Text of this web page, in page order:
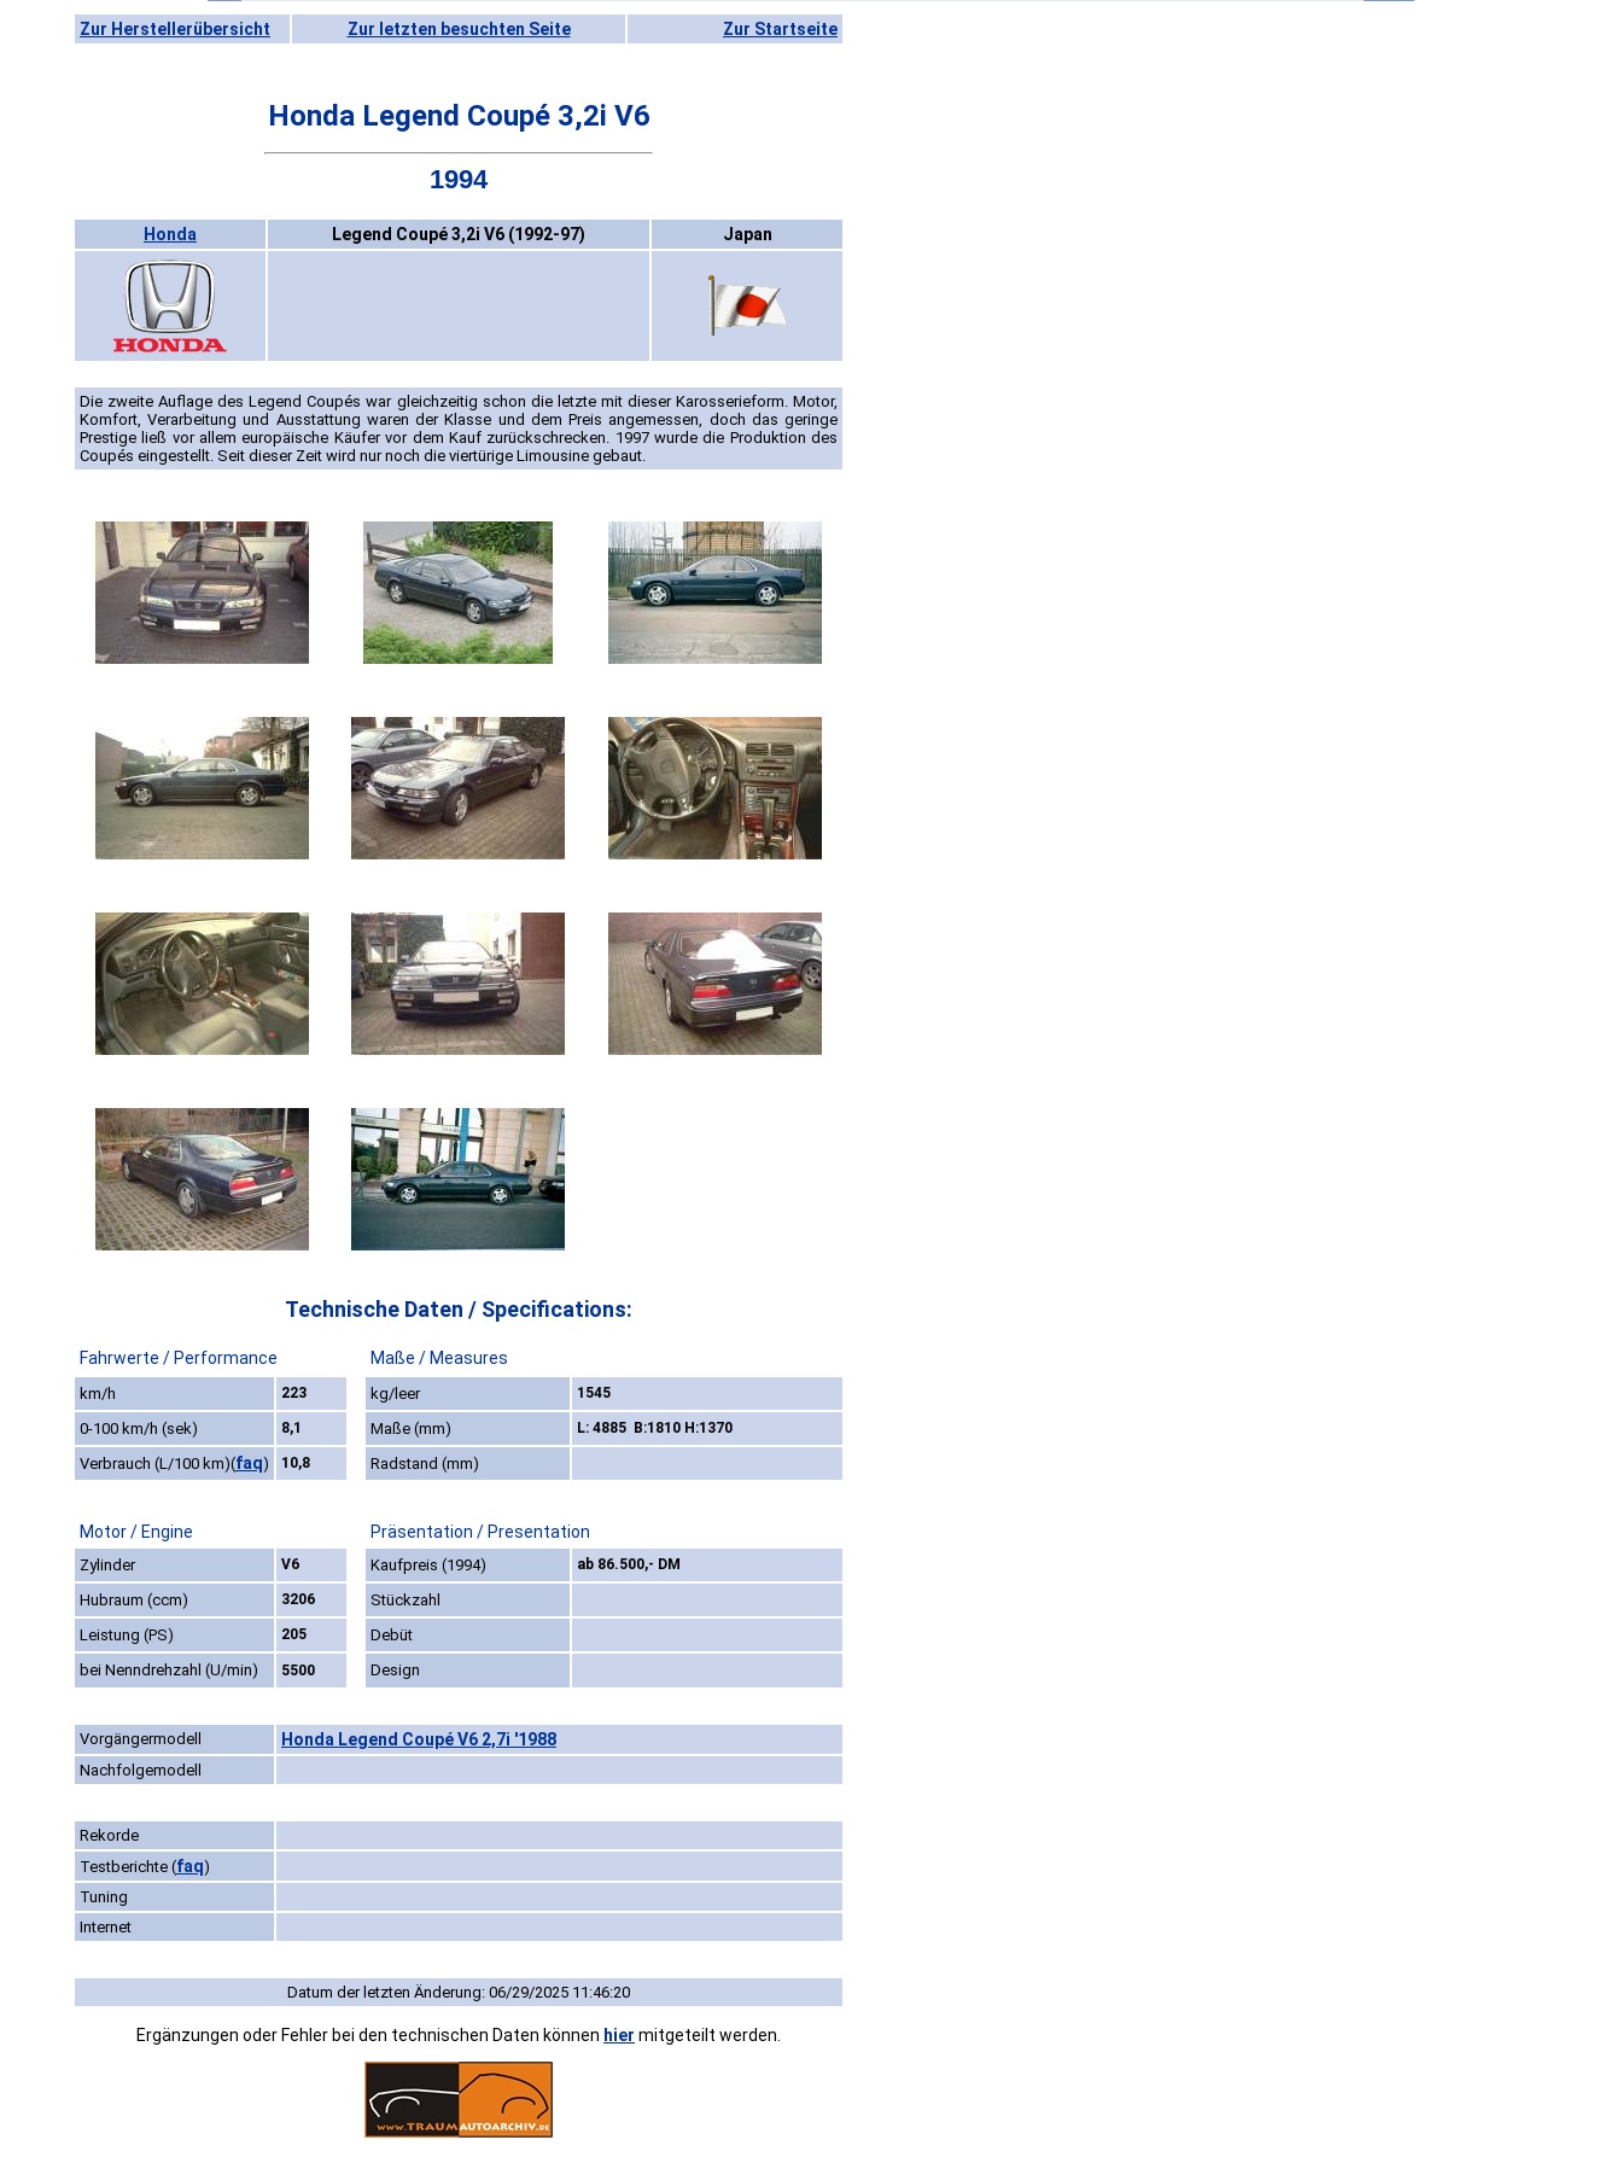
Zur Herstellerübersicht Zur letzten besuchten Seite Zur Startseite
Honda Legend Coupé 3,2i V6
1994
Honda Legend Coupé 3,2i V6 (1992-97) Japan
Die zweite Auflage des Legend Coupés war gleichzeitig schon die letzte mit dieser Karosserieform. Motor,
Komfort, Verarbeitung und Ausstattung waren der Klasse und dem Preis angemessen, doch das geringe
Prestige ließ vor allem europäische Käufer vor dem Kauf zurückschrecken. 1997 wurde die Produktion des
Coupés eingestellt. Seit dieser Zeit wird nur noch die viertürige Limousine gebaut.
Technische Daten / Specifications:
Fahrwerte / Performance Maße / Measures
km/h 223 kg/leer 1545
0-100 km/h (sek) 8,1 Maße (mm) L: 4885 B:1810 H:1370
Verbrauch (L/100 km)(faq) 10,8 Radstand (mm)
Motor / Engine Präsentation / Presentation
Zylinder V6 Kaufpreis (1994) ab 86.500,- DM
Hubraum (ccm) 3206
Stückzahl
Leistung (PS)
205
Debüt
bei Nenndrehzahl (U/min)
5500 Design
Vorgängermodell Honda Legend Coupé V6 2,7i '1988
Nachfolgemodell
Rekorde
Testberichte (faq)
Tuning
Internet
Datum der letzten Änderung: 06/29/2025 11:46:20
Ergänzungen oder Fehler bei den technischen Daten können hier mitgeteilt werden.